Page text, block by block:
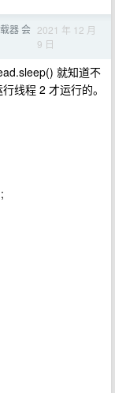
器 会 2021 年 12 月
9 日
就知道不
线程 2 才运行的。